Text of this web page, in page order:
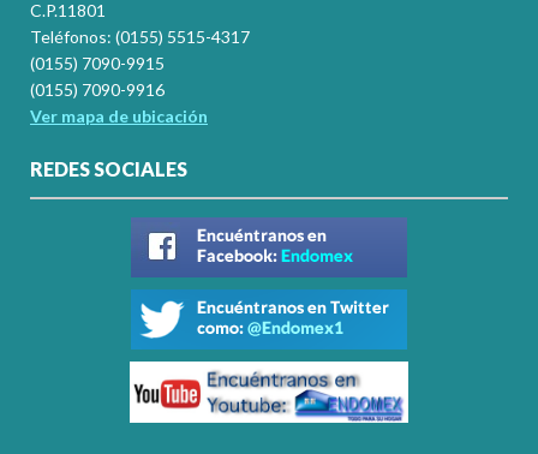
C.P.11801
Teléfonos: (0155) 5515-4317
(0155) 7090-9915
(0155) 7090-9916
Ver mapa de ubicación
REDES SOCIALES